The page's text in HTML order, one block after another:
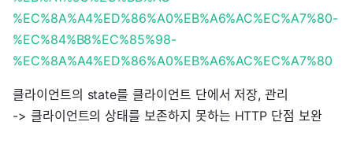
%EC%8A%A4%ED%86%A0%EB%A6%AC%EC%A7%80-
%EC%84%B8%EC%85%98-
%EC%8A%A4%ED%86%A0%EB%A6%AC%EC%A7%80
클라이언트의 state를 클라이언트 단에서 저장, 관리
-> 클라이언트의 상태를 보존하지 못하는 HTTP 단점 보완